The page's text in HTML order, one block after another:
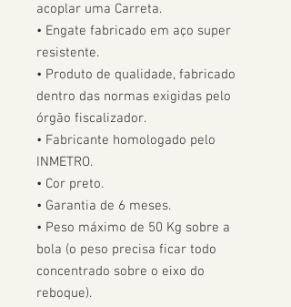
acoplar uma Carreta.
• Engate fabricado em aço super
resistente.
• Produto de qualidade, fabricado
dentro das normas exigidas pelo
órgão fiscalizador.
• Fabricante homologado pelo
INMETRO.
• Cor preto.
• Garantia de 6 meses.
• Peso máximo de 50 Kg sobre a
bola (o peso precisa ficar todo
concentrado sobre o eixo do
reboque).